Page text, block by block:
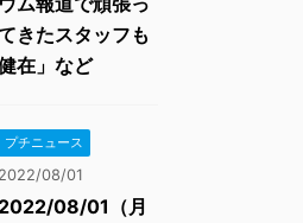
きたスタッフも
在」など
プチニュース
2022/08/01
2022/08/01（月